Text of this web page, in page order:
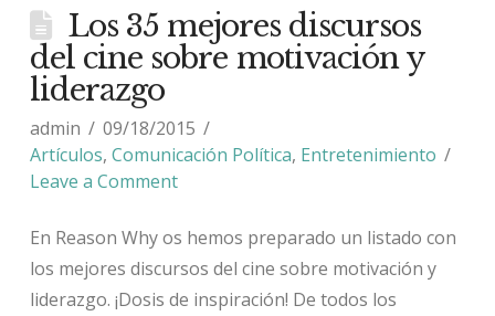
Los 35 mejores discursos
del cine sobre motivación y
liderazgo
admin
09/18/2015
Artículos, Comunicación Política, Entretenimiento
Leave a Comment
En Reason Why os hemos preparado un listado con
los mejores discursos del cine sobre motivación y
liderazgo. ¡Dosis de inspiración! De todos los